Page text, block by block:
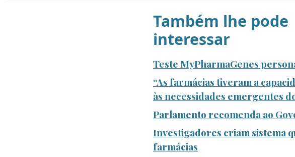
Também lhe pode
interessar
Teste MyPharmaGenes
“As farmácias tiveram a
às necessidades emergentes
Parlamento recomenda ao
Investigadores criam sistema
farmácias